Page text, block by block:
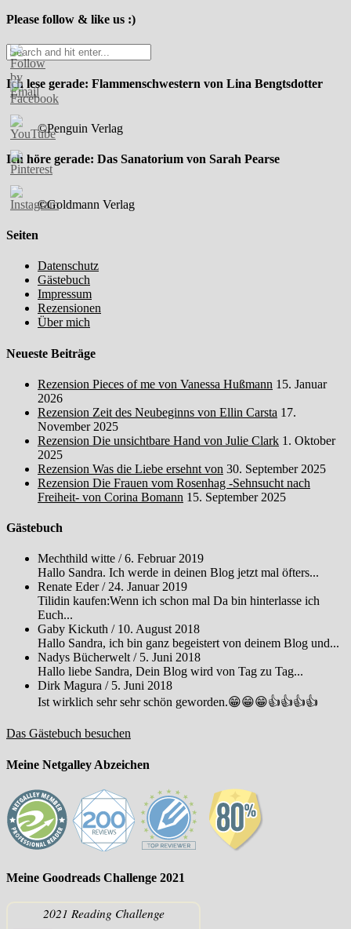
Please follow & like us :)
Ich lese gerade: Flammenschwestern von Lina Bengtsdotter
©Penguin Verlag
Ich höre gerade: Das Sanatorium von Sarah Pearse
©Goldmann Verlag
Seiten
Datenschutz
Gästebuch
Impressum
Rezensionen
Über mich
Neueste Beiträge
Rezension Pieces of me von Vanessa Hußmann 15. Januar
2026
Rezension Zeit des Neubeginns von Ellin Carsta 17.
November 2025
Rezension Die unsichtbare Hand von Julie Clark 1. Oktober
2025
Rezension Was die Liebe ersehnt von 30. September 2025
Rezension Die Frauen vom Rosenhag -Sehnsucht nach
Freiheit- von Corina Bomann 15. September 2025
Gästebuch
Mechthild witte /6. Februar 2019
Hallo Sandra. Ich werde in deinen Blog jetzt mal öfters...
Renate Eder/ 24. Januar 2019
Tilidin kaufen:Wenn ich schon mal Da bin hinterlasse ich
Euch...
Gaby Kickuth / 10. August 2018
Hallo Sandra, ich bin ganz begeistert von deinem Blog und...
Nadys Bücherwelt / 5. Juni 2018
Hallo liebe Sandra, Dein Blog wird von Tag zu Tag...
Dirk Magura / 5. Juni 2018
Ist wirklich sehr sehr schön geworden.😁😁😁👍👍👍👍
Das Gästebuch besuchen
Meine Netgalley Abzeichen
Meine Goodreads Challenge 2021
2021 Reading Challenge